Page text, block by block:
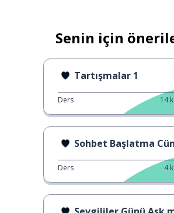
Senin için
Tartışmalar 1
Ders 14
Sohbet Başlatma
Ders 4